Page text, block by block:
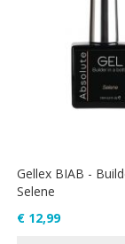
Gellex BIAB -
Selene
€ 12,99